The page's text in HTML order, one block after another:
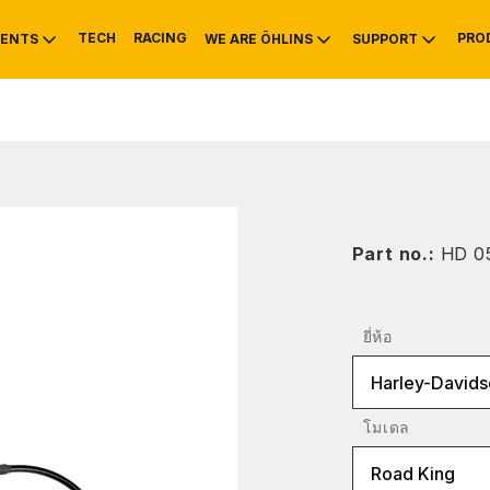
MOUNTAIN BIKE
TECH RACING WE ARE ÖHLINS
HISTORY
SUPPORT
SERVICE INFO &
Part no.: HD
ยี่ห้อ
Harley-
โมเดล
Road King